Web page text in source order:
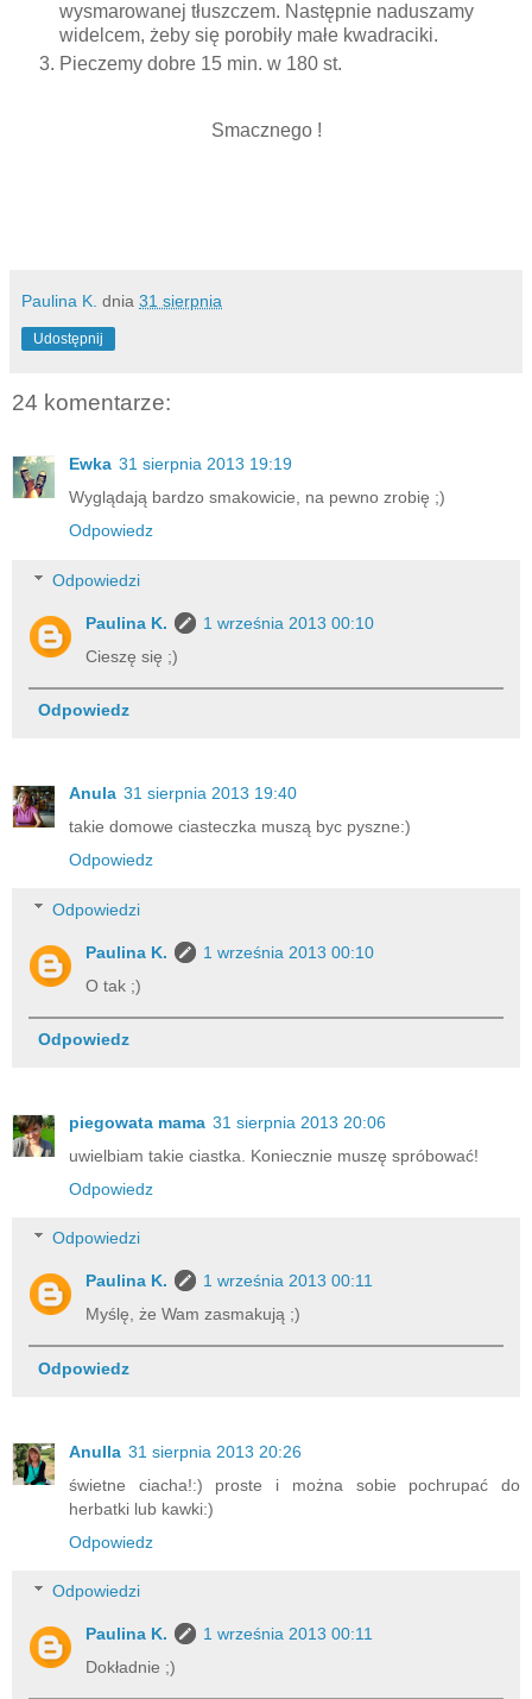
wysmarowanej tłuszczem. Następnie naduszamy
widelcem, żeby się porobiły małe kwadraciki.
Pieczemy dobre 15 min. w 180 st.
Smacznego !
Paulina K. dnia 31 sierpnia
Udostępnij
24 komentarze:
Ewka 31 sierpnia 2013 19:19
Wyglądają bardzo smakowicie, na pewno zrobię ;)
Odpowiedz
Odpowiedzi
Paulina K.
1 września 2013 00:10
Cieszę się ;)
Odpowiedz
Anula 31 sierpnia 2013 19:40
takie domowe ciasteczka muszą byc pyszne:)
Odpowiedz
Odpowiedzi
Paulina K.
1 września 2013 00:10
O tak ;)
Odpowiedz
piegowata mama 31 sierpnia 2013 20:06
uwielbiam takie ciastka. Koniecznie muszę spróbować!
Odpowiedz
Odpowiedzi
Paulina K.
1 września 2013 00:11
Myślę, że Wam zasmakują ;)
Odpowiedz
Anulla 31 sierpnia 2013 20:26
świetne ciacha!:) proste i można sobie pochrupać do
herbatki lub kawki:)
Odpowiedz
Odpowiedzi
Paulina K.
1 września 2013 00:11
Dokładnie ;)